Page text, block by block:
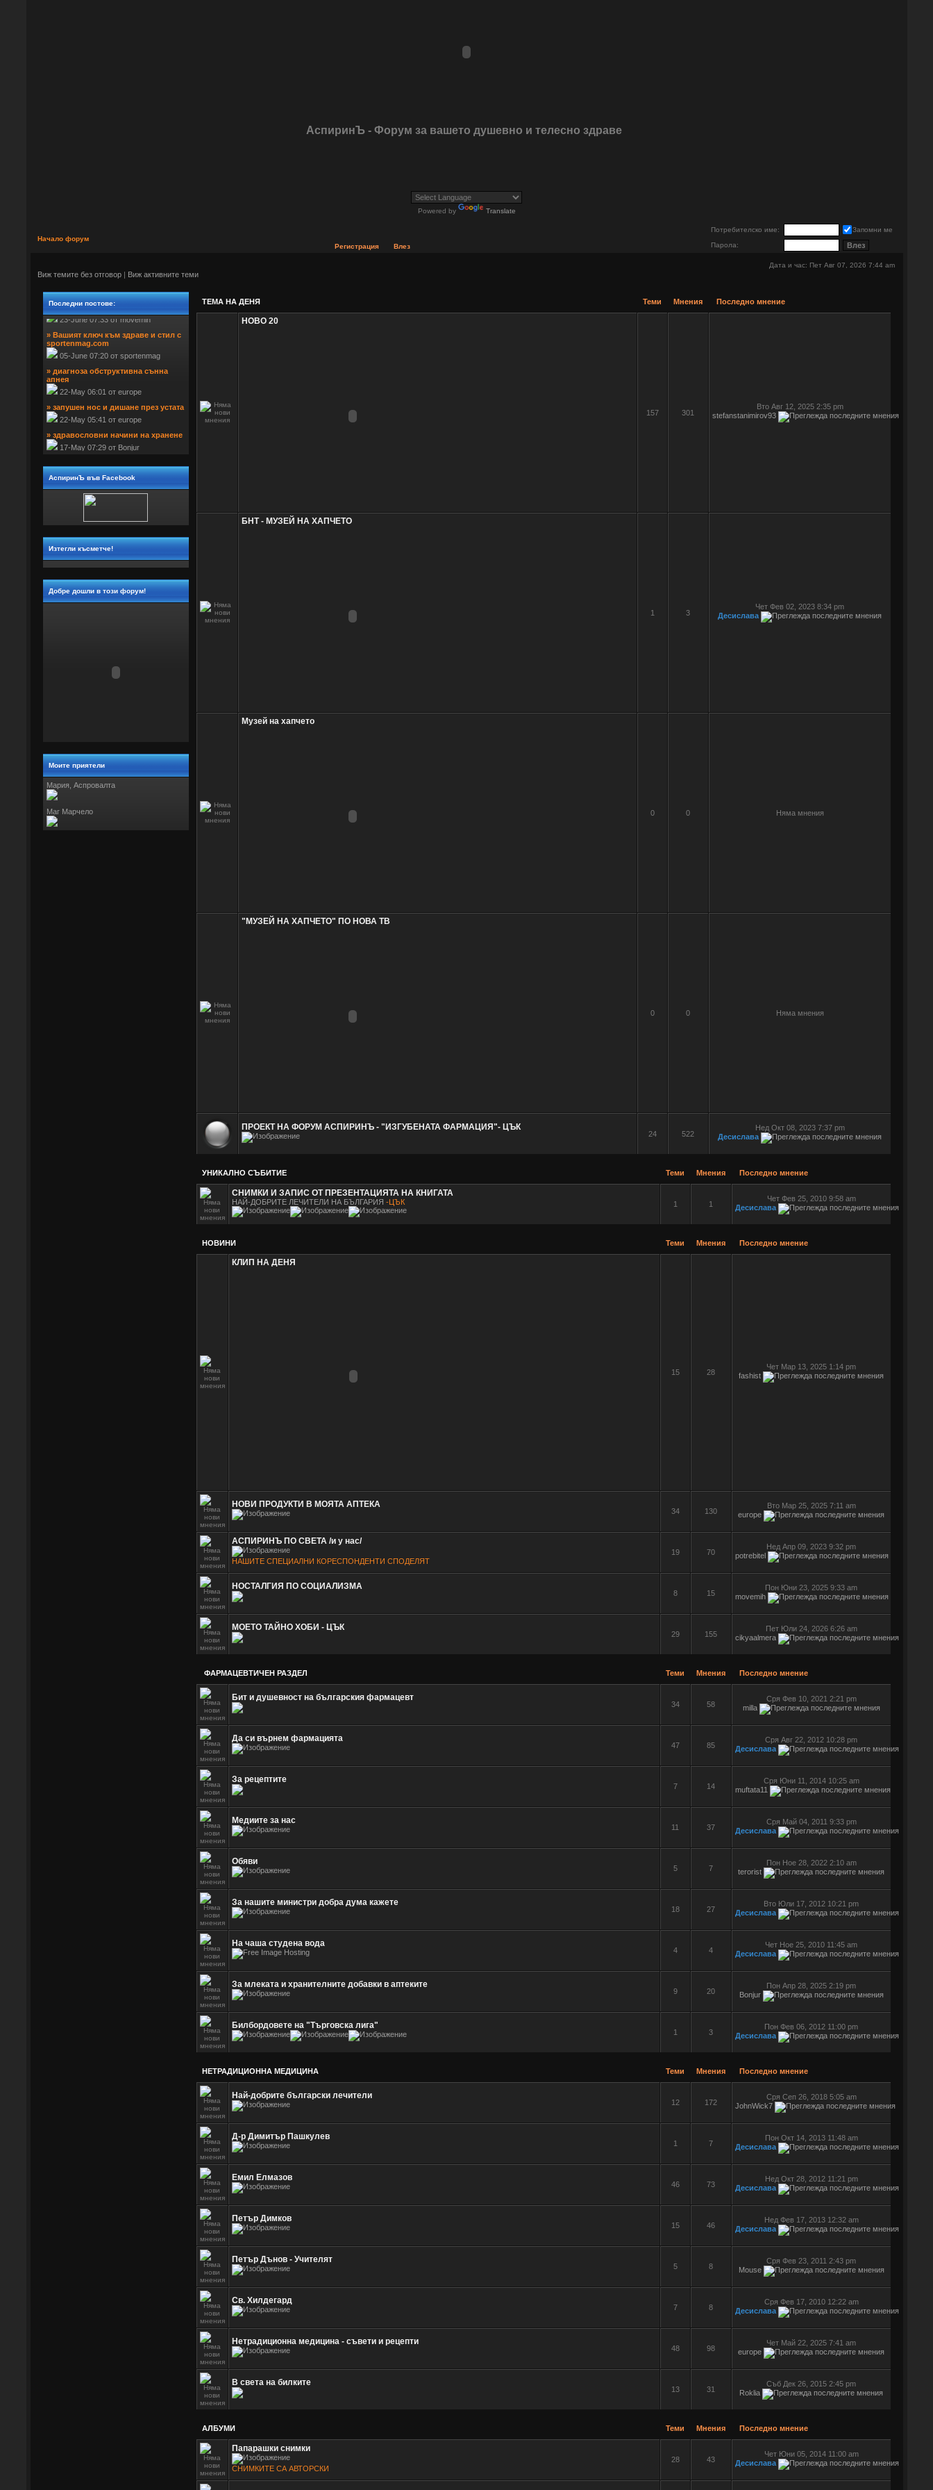
АспиринЪ - Форум за вашето душевно и телесно здраве
Powered by Translate
Потребителско име:
Запомни ме
Парола:
Начало форум
Регистрация
Влез
Дата и час: Пет Авг 07, 2026 7:44 am
Виж темите без отговор| Виж активните теми
Последни постове:
18-August 13:22 от
stefanstanimirov93
12-August 12:35 от
stefanstanimirov93
» Вий спомняте ли си, .... другарю?
23-June 07:33 от movemih
» Вашият ключ към здраве и стил с
sportenmag.com
05-June 07:20 от sportenmag
» диагноза обструктивна сънна
22-May 06:01 от europe
» запушен нос и дишане през устата
22-May 05:41 от europe
» здравословни начини на хранене
17-May 07:29 от Bonjur
АспиринЪ във Facebook
Изтегли късметче!
Добре дошли в този форум!
Моите приятели
Мария, Аспровалта
Маг Марчело
ТЕМА НА ДЕНЯ Теми Мнения Последно мнение
НОВО 20
157 301
Вто Авг 12, 2025 2:35 pm
stefanstanimirov93
БНТ - МУЗЕЙ НА ХАПЧЕТО
1 3
Чет Фев 02, 2023 8:34 pm
Десислава
Музей на хапчето
0 0 Няма мнения
"МУЗЕЙ НА ХАПЧЕТО" ПО НОВА ТВ
0 0 Няма мнения
ПРОЕКТ НА ФОРУМ АСПИРИНЪ - "ИЗГУБЕНАТА ФАРМАЦИЯ"- ЦЪК
24 522
Нед Окт 08, 2023 7:37 pm
Десислава
УНИКАЛНО СЪБИТИЕ Теми Мнения Последно мнение
СНИМКИ И ЗАПИС ОТ ПРЕЗЕНТАЦИЯТА НА КНИГАТА
НАЙ-ДОБРИТЕ ЛЕЧИТЕЛИ НА БЪЛГАРИЯ -ЦЪК 1 1
Чет Фев 25, 2010 9:58 am
Десислава
НОВИНИ Теми Мнения Последно мнение
КЛИП НА ДЕНЯ
15 28
Чет Мар 13, 2025 1:14 pm
fashist
НОВИ ПРОДУКТИ В МОЯТА АПТЕКА
34 130
Вто Мар 25, 2025 7:11 am
europe
АСПИРИНЪ ПО СВЕТА /и у нас/
НАШИТЕ СПЕЦИАЛНИ КОРЕСПОНДЕНТИ СПОДЕЛЯТ
19 70
Нед Апр 09, 2023 9:32 pm
potrebitel
НОСТАЛГИЯ ПО СОЦИАЛИЗМА
8 15
Пон Юни 23, 2025 9:33 am
movemih
МОЕТО ТАЙНО ХОБИ - ЦЪК
29 155
Пет Юли 24, 2026 6:26 am
cikyaalmera
ФАРМАЦЕВТИЧЕН РАЗДЕЛ Теми Мнения Последно мнение
Бит и душевност на българския фармацевт
34 58
Сря Фев 10, 2021 2:21 pm
milla
Да си върнем фармацията
47 85
Сря Авг 22, 2012 10:28 pm
Десислава
За рецептите
7 14
Сря Юни 11, 2014 10:25 am
muftata11
Медиите за нас
11 37
Сря Май 04, 2011 9:33 pm
Десислава
Обяви
5 7
Пон Ное 28, 2022 2:10 am
terorist
За нашите министри добра дума кажете
18 27
Вто Юли 17, 2012 10:21 pm
Десислава
На чаша студена вода
4 4
Чет Ное 25, 2010 11:45 am
Десислава
За млеката и хранителните добавки в аптеките
9 20
Пон Апр 28, 2025 2:19 pm
Bonjur
Билбордовете на "Търговска лига"
1 3
Пон Фев 06, 2012 11:00 pm
Десислава
НЕТРАДИЦИОННА МЕДИЦИНА Теми Мнения Последно мнение
Най-добрите български лечители
12 172
Сря Сеп 26, 2018 5:05 am
JohnWick7
Д-р Димитър Пашкулев
1 7
Пон Окт 14, 2013 11:48 am
Десислава
Емил Елмазов
46 73
Нед Окт 28, 2012 11:21 pm
Десислава
Петър Димков
15 46
Нед Фев 17, 2013 12:32 am
Десислава
Петър Дънов - Учителят
5 8
Сря Фев 23, 2011 2:43 pm
Mouse
Св. Хилдегард
7 8
Сря Фев 17, 2010 12:22 am
Десислава
Нетрадиционна медицина - съвети и рецепти
48 98
Чет Май 22, 2025 7:41 am
europe
В света на билките
13 31
Съб Дек 26, 2015 2:45 pm
Roklia
АЛБУМИ Теми Мнения Последно мнение
Папарашки снимки
СНИМКИТЕ СА АВТОРСКИ
28 43
Чет Юни 05, 2014 11:00 am
Десислава